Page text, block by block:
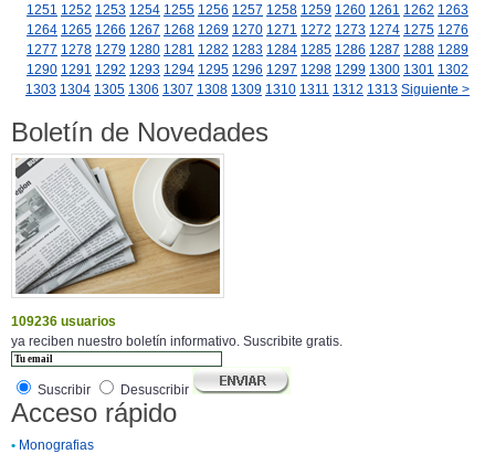
1251 1252 1253 1254 1255 1256 1257 1258 1259 1260 1261 1262 1263
1264 1265 1266 1267 1268 1269 1270 1271 1272 1273 1274 1275 1276
1277 1278 1279 1280 1281 1282 1283 1284 1285 1286 1287 1288 1289
1290 1291 1292 1293 1294 1295 1296 1297 1298 1299 1300 1301 1302
1303 1304 1305 1306 1307 1308 1309 1310 1311 1312 1313 Siguiente >
Boletín de Novedades
109236 usuarios
ya reciben nuestro boletín informativo. Suscribite gratis.
Suscribir Desuscribir
Acceso rápido
• Monografias